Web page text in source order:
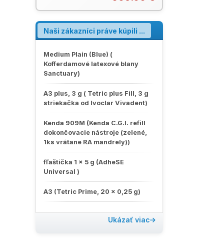
Esthetic prekvapivo jednoduchá
estetika! Leták Variolink Esthetic
Produktový katalóg Ivoclar (PDF)
Používa sa na mechanickú prípravu
koreňového kanálika so spätným
otáčavým pohybom cca 60°.
Používajú sa štandardné ručné
nástroje. Katalóg W&H 2024 (PDF)
Naši zákazníci práve kúpili ...
Medium Plain (Blue) (
Kofferdamové latexové blany
Sanctuary)
A3 plus, 3 g ( Tetric plus Fill, 3 g
striekačka od Ivoclar Vivadent)
Kenda 909M (Kenda C.G.I. refill
dokončovacie nástroje (zelené,
1ks vrátane RA mandrely))
fľaštička 1 x 5 g (AdheSE
Universal )
A3 (Tetric Prime, 20 x 0,25 g)
Ukázať viac